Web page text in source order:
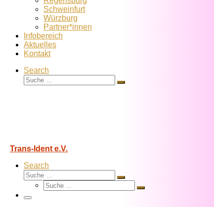
Schweinfurt
Würzburg
Partner*innen
Infobereich
Aktuelles
Kontakt
Search
Suche
Suche
Trans-Ident e.V.
Search
Suche
Suche
Suche
Suche
Menü